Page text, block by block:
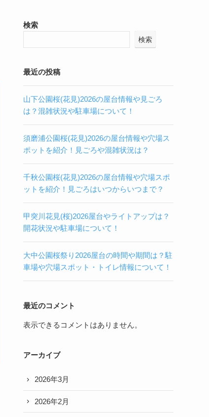
検索
検索
最近の投稿
山下公園桜(花見)2026の屋台情報や見ごろ
は？混雑状況や駐車場について！
須磨浦公園桜(花見)2026の屋台情報や穴場ス
ポットを紹介！見ごろや混雑状況は？
千秋公園桜(花見)2026の屋台情報や穴場スポ
ットを紹介！見ごろはいつからいつまで？
甲突川花見(桜)2026屋台やライトアップは？
開花状況や駐車場について！
大中公園桜祭り2026屋台の時間や期間は？駐
車場や穴場スポット・トイレ情報について！
最近のコメント
表示できるコメントはありません。
アーカイブ
2026年3月
2026年2月